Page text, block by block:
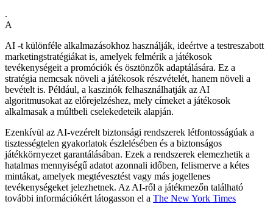
.
A
AI -t különféle alkalmazásokhoz használják, ideértve a testreszabott
marketingstratégiákat is, amelyek felmérik a játékosok
tevékenységeit a promóciók és ösztönzők adaptálására. Ez a
stratégia nemcsak növeli a játékosok részvételét, hanem növeli a
bevételt is. Például, a kaszinók felhasználhatják az AI
algoritmusokat az előrejelzéshez, mely címeket a játékosok
alkalmasak a múltbeli cselekedeteik alapján.
Ezenkívül az AI-vezérelt biztonsági rendszerek létfontosságúak a
tisztességtelen gyakorlatok észlelésében és a biztonságos
játékkörnyezet garantálásában. Ezek a rendszerek elemezhetik a
hatalmas mennyiségű adatot azonnali időben, felismerve a kétes
mintákat, amelyek megtévesztést vagy más jogellenes
tevékenységeket jelezhetnek. Az AI-ről a játékmezőn található
további információkért látogasson el a The New York Times